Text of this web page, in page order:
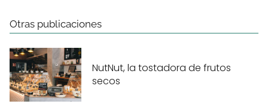
Otras publicaciones
NutNut, la tostadora de frutos
secos